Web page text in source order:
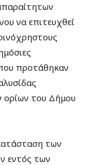
να επιτευχθεί
προτάθηκαν
ορίων του Δήμου
των
εντός των